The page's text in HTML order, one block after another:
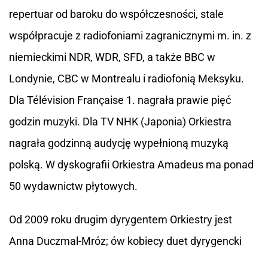
repertuar od baroku do współczesności, stale
współpracuje z radiofoniami zagranicznymi m. in. z
niemieckimi NDR, WDR, SFD, a także BBC w
Londynie, CBC w Montrealu i radiofonią Meksyku.
Dla Télévision Française 1. nagrała prawie pięć
godzin muzyki. Dla TV NHK (Japonia) Orkiestra
nagrała godzinną audycję wypełnioną muzyką
polską. W dyskografii Orkiestra Amadeus ma ponad
50 wydawnictw płytowych.
Od 2009 roku drugim dyrygentem Orkiestry jest
Anna Duczmal-Mróz; ów kobiecy duet dyrygencki